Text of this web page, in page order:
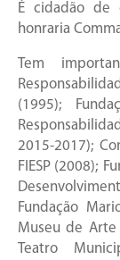
É cidadão de
honraria
Tem
(1995);
2015-2017);
FIESP (2008);
Fundação
Museu de Arte
Teatro